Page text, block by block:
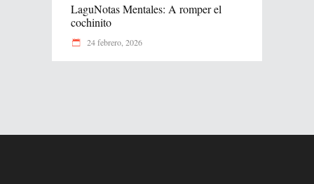
LaguNotas Mentales: A romper el
cochinito
24 febrero, 2026